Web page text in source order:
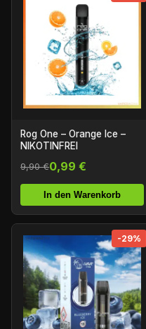
Rog One – Orange Ice –
NIKOTINFREI
9,90 €0,99 €
In den Warenkorb
-29%